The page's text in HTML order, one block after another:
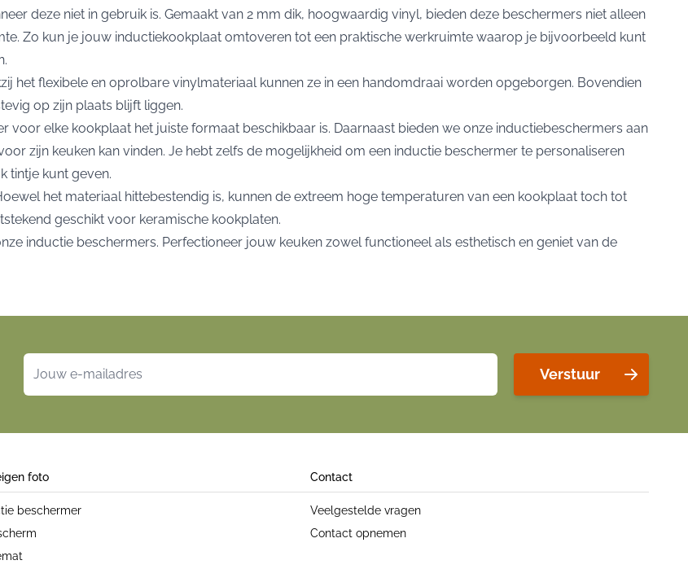
deze niet in gebruik is. Gemaakt van 2 mm dik, hoogwaardig vinyl, bieden deze beschermers niet alleen
Zo kun je jouw inductiekookplaat omtoveren tot een praktische werkruimte waarop je bijvoorbeeld kunt
het flexibele en oprolbare vinylmateriaal kunnen ze in een handomdraai worden opgeborgen. Bovendien
op zijn plaats blijft liggen.
voor elke kookplaat het juiste formaat beschikbaar is. Daarnaast bieden we onze inductiebeschermers aan
zijn keuken kan vinden. Je hebt zelfs de mogelijkheid om een inductie beschermer te personaliseren
tintje kunt geven.
het materiaal hittebestendig is, kunnen de extreem hoge temperaturen van een kookplaat toch tot
geschikt voor keramische kookplaten.
inductie beschermers. Perfectioneer jouw keuken zowel functioneel als esthetisch en geniet van de
E-mailadres
Verstuur
foto
beschermer
Contact
Veelgestelde vragen
Contact opnemen